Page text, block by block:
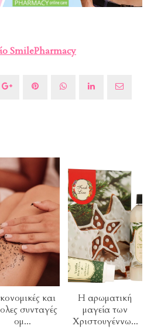
SmilePharmacy
και
συνταγές
ομ...
Η αρωματική
μαγεία των
Χριστουγέννω...